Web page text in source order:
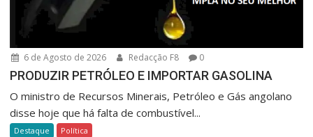
6 de Agosto de 2026 Redacção F8 0
PRODUZIR PETRÓLEO E IMPORTAR GASOLINA
O ministro de Recursos Minerais, Petróleo e Gás angolano
disse hoje que há falta de combustível...
Destaque Política